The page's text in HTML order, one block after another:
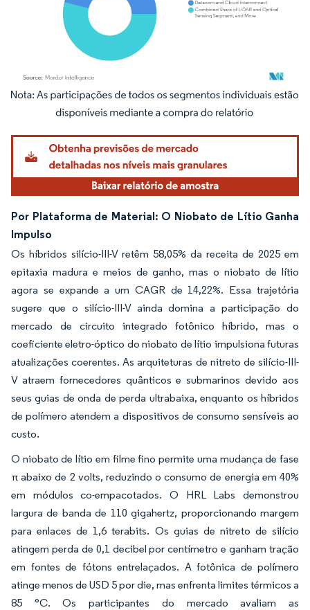
Imagem © Mordor Intelligence. O reuso requer atribuição conforme CC BY 4.0.
Por Plataforma de Material: O Niobato de Lítio Ganha
Impulso
Os híbridos silício-III-V retêm 58,05% da receita de 2025 em
epitaxia madura e meios de ganho, mas o niobato de lítio
agora se expande a um CAGR de 14,22%. Essa trajetória
sugere que o silício-III-V ainda domina a participação do
mercado de circuito integrado fotônico híbrido, mas o
coeficiente eletro-óptico do niobato de lítio impulsiona futuras
atualizações coerentes. As arquiteturas de nitreto de silício-III-
V atraem fornecedores quânticos e submarinos devido aos
seus guias de onda de perda ultrabaixa, enquanto os híbridos
de polímero atendem a dispositivos de consumo sensíveis ao
custo.
O niobato de lítio em filme fino permite uma mudança de fase
π abaixo de 2 volts, reduzindo o consumo de energia em 40%
em módulos co-empacotados. O HRL Labs demonstrou
largura de banda de 110 gigahertz, proporcionando margem
para enlaces de 1,6 terabits. Os guias de nitreto de silício
atingem perda de 0,1 decibel por centímetro e ganham tração
em fontes de fótons entrelaçados. A fotônica de polímero
atinge menos de USD 5 por die, mas enfrenta limites térmicos a
85 °C. Os participantes do mercado avaliam as